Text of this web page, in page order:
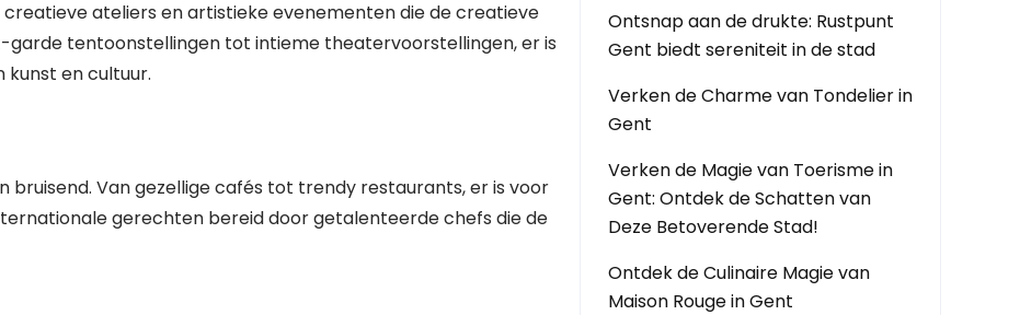
creatieve ateliers en artistieke evenementen die de creatieve
garde tentoonstellingen tot intieme theatervoorstellingen, er is
en cultuur.
bruisend. Van gezellige cafés tot trendy restaurants, er is voor
gerechten bereid door getalenteerde chefs die de
Ontsnap aan de drukte: Rustpunt
Gent biedt sereniteit in de stad
Verken de Charme van Tondelier in
Gent
Verken de Magie van Toerisme in
Gent: Ontdek de Schatten van
Deze Betoverende Stad!
Ontdek de Culinaire Magie van
Maison Rouge in Gent